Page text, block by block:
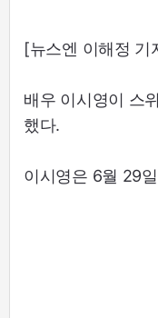
[뉴스엔 이해정 기
배우 이시영이 스
했다.
이시영은 6월 29